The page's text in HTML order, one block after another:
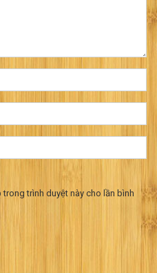
trình duyệt này cho lần bình